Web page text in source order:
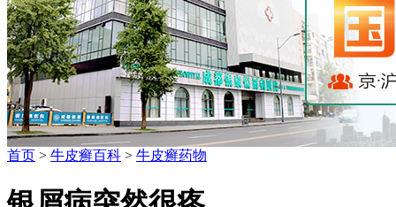
首页 > 牛皮癣百科 > 牛皮癣药物